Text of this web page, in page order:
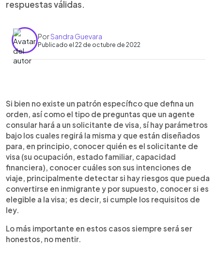
respuestas válidas.
PorSandra Guevara
Publicado el 22 de octubre de 2022
Escuchar artículo
Si bien no existe un patrón específico que defina un
orden, así como el tipo de preguntas que un agente
consular hará a un solicitante de visa, sí hay parámetros
bajo los cuales regirá la misma y que están diseñados
para, en principio, conocer quién es el solicitante de
visa (su ocupación, estado familiar, capacidad
financiera), conocer cuáles son sus intenciones de
viaje, principalmente detectar si hay riesgos que pueda
convertirse en inmigrante y por supuesto, conocer si es
elegible a la visa; es decir, si cumple los requisitos de
ley.
Lo más importante en estos casos siempre será ser
honestos, no mentir.